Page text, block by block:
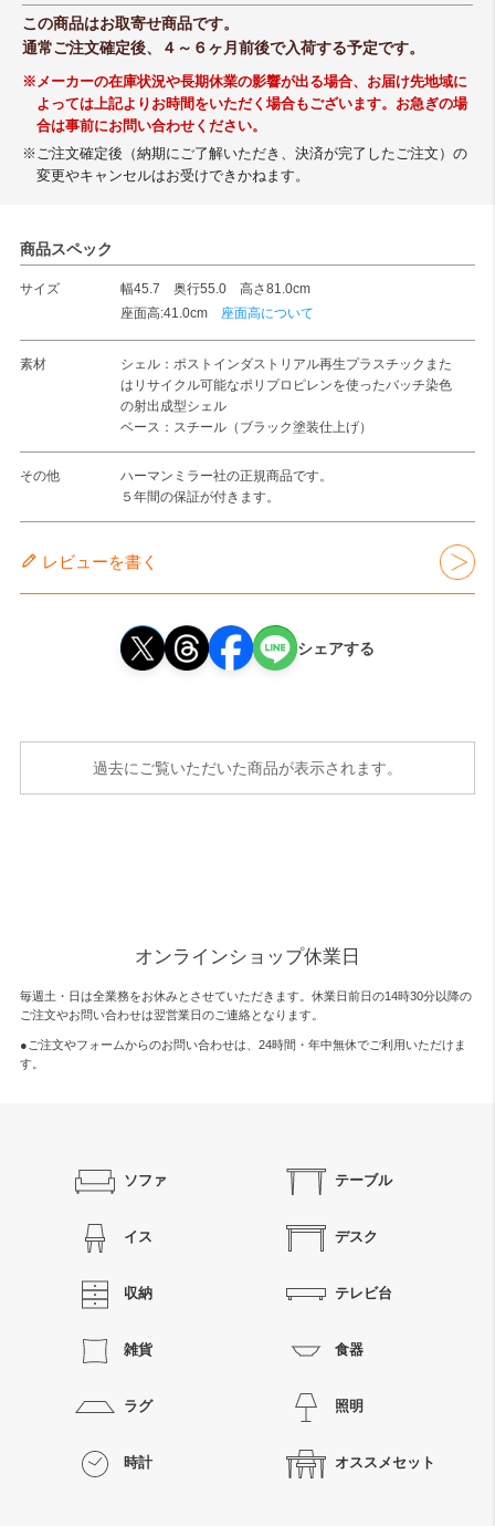
この商品はお取寄せ商品です。
通常ご注文確定後、４～６ヶ月前後で入荷する予定です。
※メーカーの在庫状況や長期休業の影響が出る場合、お届け先地域に
よっては上記よりお時間をいただく場合もございます。お急ぎの場
合は事前にお問い合わせください。
※ご注文確定後（納期にご了解いただき、決済が完了したご注文）の
変更やキャンセルはお受けできかねます。
商品スペック
サイズ
幅45.7 奥行55.0 高さ81.0cm
座面高:41.0cm 座面高について
素材
シェル：ポストインダストリアル再生プラスチックまた
はリサイクル可能なポリプロピレンを使ったバッチ染色
の射出成型シェル
ベース：スチール（ブラック塗装仕上げ）
その他
ハーマンミラー社の正規商品です。
５年間の保証が付きます。
レビューを書く
シェアする
過去にご覧いただいた商品が表示されます。
オンラインショップ休業日
毎週土・日は全業務をお休みとさせていただきます。休業日前日の14時30分以降の
ご注文やお問い合わせは翌営業日のご連絡となります。
●ご注文やフォームからのお問い合わせは、 24時間・年中無休でご利用いただけま
す。
ソファ テーブル
イス デスク
収納 テレビ台
雑貨 食器
ラグ 照明
時計 オススメセット